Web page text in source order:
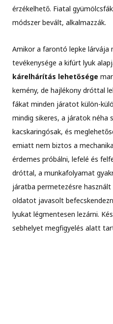
érzékelhető. Fiatal
módszer bevált, alkalmazzák.
Amikor a farontó lepke lárvája
tevékenysége a kifúrt lyuk
kárelhárítás lehetősége
kemény, de hajlékony dróttal
fákat minden járatot külön-
mindig sikeres, a járatok néha
kacskaringósak, és
emiatt nem biztos a
érdemes próbálni, lefelé és
dróttal, a munkafolyamat
járatba permetezésre
oldatot javasolt
lyukat légmentesen lezárni.
sebhelyet megfigyelés alatt